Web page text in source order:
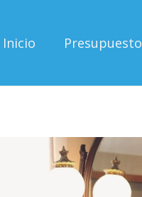
Inicio Presupuesto